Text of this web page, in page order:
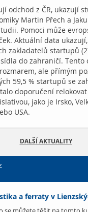
odchod z ČR, ukazují
Martin Přech a
Pomoci může
Aktuální data
zakladatelů startupů
do zahraničí. Tento
ale přímým
59,5 % startupů se
doporučení
jako je Irsko,
USA.
DALŠÍ AKTUALITY
a ferraty v